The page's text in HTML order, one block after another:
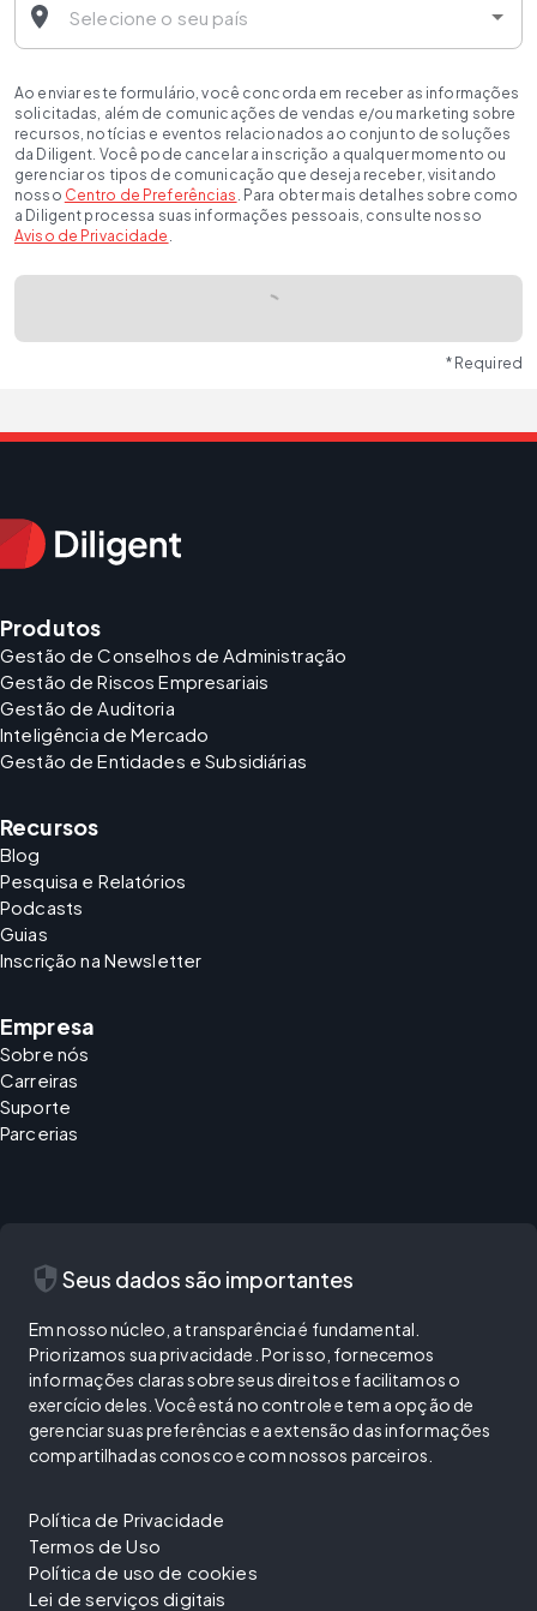
Ao enviar este formulário, você concorda em receber as informações
solicitadas, além de comunicações de vendas e/ou marketing sobre
recursos, notícias e eventos relacionados ao conjunto de soluções
da Diligent. Você pode cancelar a inscrição a qualquer momento ou
gerenciar os tipos de comunicação que deseja receber, visitando
nosso Centro de Preferências . Para obter mais detalhes sobre como
a Diligent processa suas informações pessoais, consulte nosso
Aviso de Privacidade .
* Required
Produtos
Gestão de Conselhos de Administração
Gestão de Riscos Empresariais
Gestão de Auditoria
Inteligência de Mercado
Gestão de Entidades e Subsidiárias
Recursos
Blog
Pesquisa e Relatórios
Podcasts
Guias
Inscrição na Newsletter
Empresa
Sobre nós
Carreiras
Suporte
Parcerias
security Seus dados são importantes
Em nosso núcleo, a transparência é fundamental.
Priorizamos sua privacidade. Por isso, fornecemos
informações claras sobre seus direitos e facilitamos o
exercício deles. Você está no controle e tem a opção de
gerenciar suas preferências e a extensão das informações
compartilhadas conosco e com nossos parceiros.
Política de Privacidade
Termos de Uso
Política de uso de cookies
Lei de serviços digitais